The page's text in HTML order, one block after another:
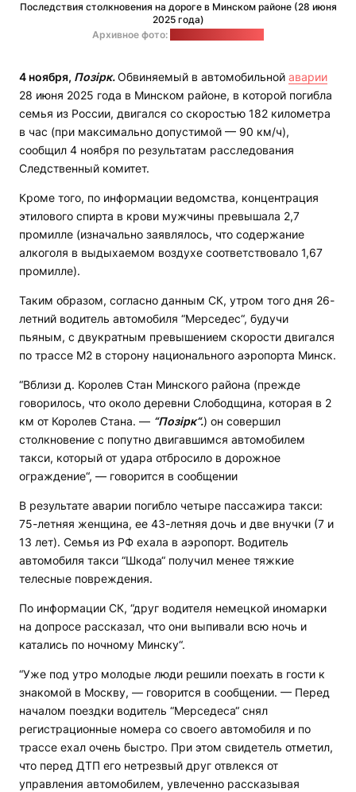
Последствия столкновения на дороге в Минском районе (28 июня
2025 года)
Архивное фото:
4 ноября, Позірк.Обвиняемый в автомобильной аварии
28 июня 2025 года в Минском районе, в которой погибла
семья из России, двигался со скоростью 182 километра
в час (при максимально допустимой — 90 км/ч),
сообщил 4 ноября по результатам расследования
Следственный комитет.
Кроме того, по информации ведомства, концентрация
этилового спирта в крови мужчины превышала 2,7
промилле (изначально заявлялось, что содержание
алкоголя в выдыхаемом воздухе соответствовало 1,67
промилле).
Таким образом, согласно данным СК, утром того дня 26-
летний водитель автомобиля “Мерседес“, будучи
пьяным, с двукратным превышением скорости двигался
по трассе М2 в сторону национального аэропорта Минск.
“Вблизи д. Королев Стан Минского района (прежде
говорилось, что около деревни Слободщина, которая в 2
км от Королев Стана. — “Позірк“.) он совершил
столкновение с попутно двигавшимся автомобилем
такси, который от удара отбросило в дорожное
ограждение“, — говорится в сообщении
В результате аварии погибло четыре пассажира такси:
75-летняя женщина, ее 43-летняя дочь и две внучки (7 и
13 лет). Семья из РФ ехала в аэропорт. Водитель
автомобиля такси “Шкода“ получил менее тяжкие
телесные повреждения.
По информации СК, “друг водителя немецкой иномарки
на допросе рассказал, что они выпивали всю ночь и
катались по ночному Минску“.
“Уже под утро молодые люди решили поехать в гости к
знакомой в Москву, — говорится в сообщении. — Перед
началом поездки водитель “Мерседеса“ снял
регистрационные номера со своего автомобиля и по
трассе ехал очень быстро. При этом свидетель отметил,
что перед ДТП его нетрезвый друг отвлекся от
управления автомобилем, увлеченно рассказывая